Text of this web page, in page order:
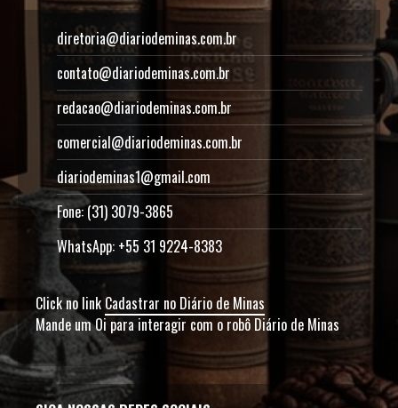
diretoria@diariodeminas.com.br
contato@diariodeminas.com.br
redacao@diariodeminas.com.br
comercial@diariodeminas.com.br
diariodeminas1@gmail.com
Fone: (31) 3079-3865
WhatsApp: +55 31 9224-8383
Click no link Cadastrar no Diário de Minas
Mande um Oi para interagir com o robô Diário de Minas